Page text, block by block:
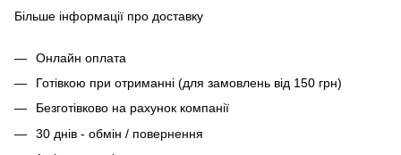
Більше інформації про доставку
Онлайн оплата
Готівкою при отриманні (для замовлень від 150 грн)
Безготівково на рахунок компанії
30 днів - обмін / повернення